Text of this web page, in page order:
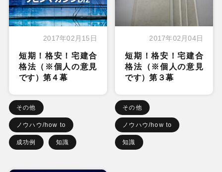
2017年02月15日
短期！格安！宅建合
格法（※個人の意見
です）第４幕
その他
ノウハウ/how to
成功例 知識
2017年02月04日
短期！格安！宅建合
格法（※個人の意見
です）第３幕
その他
ノウハウ/how to
知識